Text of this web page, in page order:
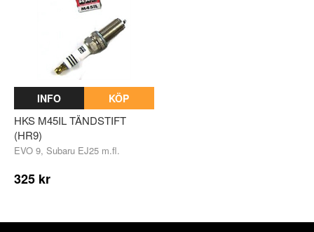
INFO KÖP
HKS M45IL TÄNDSTIFT
(HR9)
EVO 9, Subaru EJ25 m.fl.
325 kr